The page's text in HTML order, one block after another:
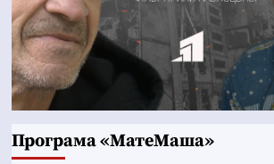
Програма «МатеМаша»